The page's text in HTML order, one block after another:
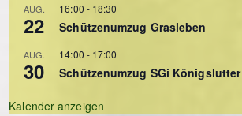
AUG.
22
16:00 - 18:30
Schützenumzug Grasleben
AUG.
30
14:00 - 17:00
Schützenumzug SGi Königslutter
Kalender anzeigen